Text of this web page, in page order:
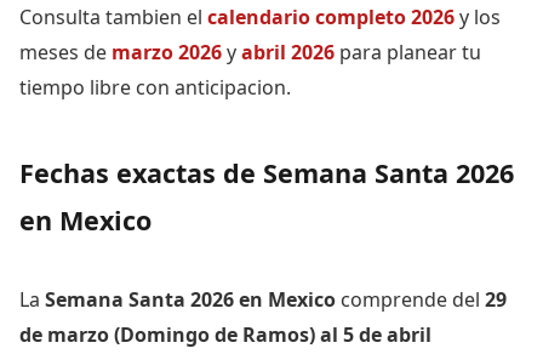
Consulta tambien el calendario completo 2026y los
meses de marzo 2026yabril 2026 para planear tu
tiempo libre con anticipacion.
Fechas exactas de Semana Santa 2026
en Mexico
La Semana Santa 2026 en Mexico comprende del 29
de marzo (Domingo de Ramos) al 5 de abril